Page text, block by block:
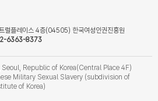
럴플레이스 4층(04505) 한국여성인권진흥원
6363-8373
Republic of Korea(Central Place 4F)
Military Sexual Slavery (subdivision of
of Korea)